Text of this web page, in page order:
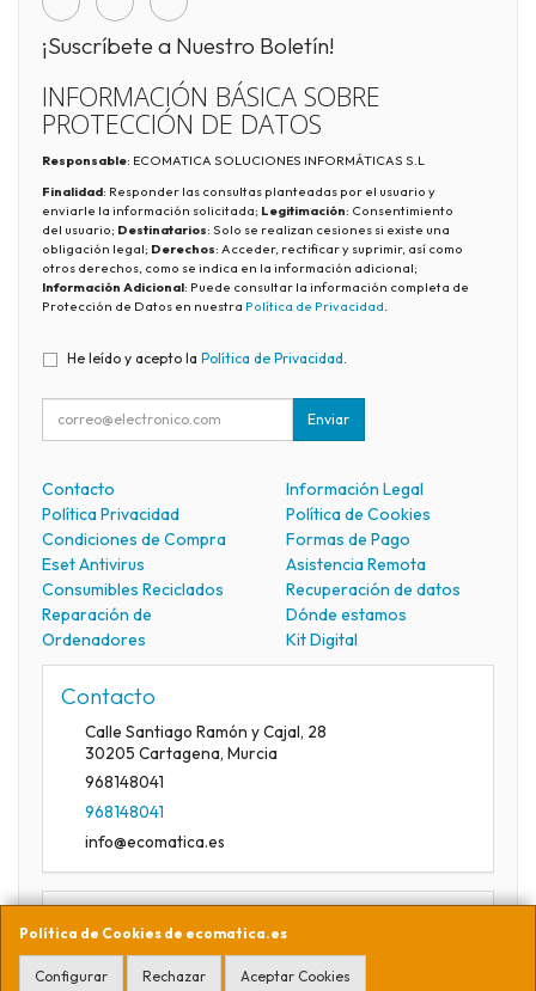
Política de Cookies de ecomatica.es
Configurar Rechazar Aceptar Cookies
¡Suscríbete a Nuestro Boletín!
INFORMACIÓN BÁSICA SOBRE
PROTECCIÓN DE DATOS
Responsable: ECOMATICA SOLUCIONES INFORMÁTICAS S.L
Finalidad: Responder las consultas planteadas por el usuario y
enviarle la información solicitada; Legitimación: Consentimiento
del usuario; Destinatarios: Solo se realizan cesiones si existe una
obligación legal; Derechos: Acceder, rectificar y suprimir, así como
otros derechos, como se indica en la información adicional;
Información Adicional: Puede consultar la información completa de
Protección de Datos en nuestra Política de Privacidad.
He leído y acepto la Política de Privacidad
Enviar
Contacto
Información Legal
Política Privacidad
Política de Cookies
Condiciones de Compra
Formas de Pago
Eset Antivirus
Asistencia Remota
Consumibles Reciclados
Recuperación de datos
Reparación de
Ordenadores
Dónde estamos
Kit Digital
Contacto
Calle Santiago Ramón y Cajal, 28
30205 Cartagena, Murcia
968148041
968148041
info@ecomatica.es
Horario
09:30-13:30